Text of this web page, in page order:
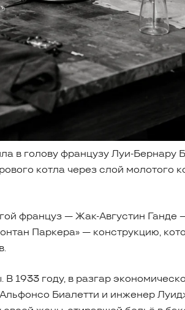
в голову французу Луи-Бернару
котла через слой молотого
француз — Жак-Августин Ганде
Паркера» — конструкцию,
1933 году, в разгар
Биалетти и инженер